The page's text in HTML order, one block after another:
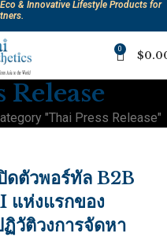
& Innovative Lifestyle Products for
0 $
Release
"Thai Press Release"
ตัวพอร์ทัล B2B
แห่งแรกของ
วัติวงการจัดหา